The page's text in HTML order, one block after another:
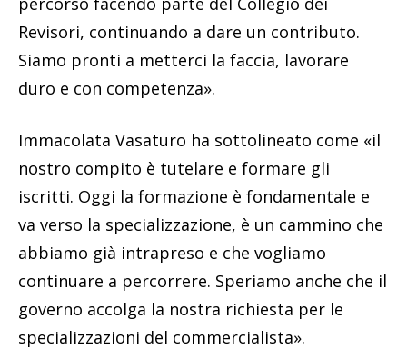
Revisori, continuando a dare un contributo.
Siamo pronti a metterci la faccia, lavorare
duro e con competenza».
Immacolata Vasaturo ha sottolineato come «il
nostro compito è tutelare e formare gli
iscritti. Oggi la formazione è fondamentale e
va verso la specializzazione, è un cammino che
abbiamo già intrapreso e che vogliamo
continuare a percorrere. Speriamo anche che il
governo accolga la nostra richiesta per le
specializzazioni del commercialista».